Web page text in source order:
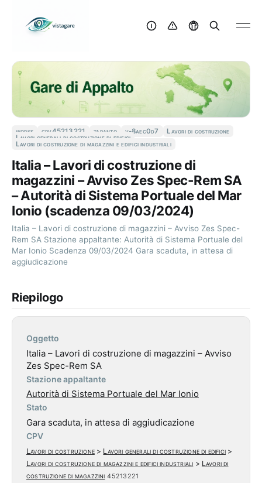
works cpv45213221 taranto v-8aec0d7 Lavori di costruzione
Lavori generali di costruzione di edifici
Lavori di costruzione di magazzini e edifici industriali
Italia – Lavori di costruzione di
magazzini – Avviso Zes Spec-Rem SA
– Autorità di Sistema Portuale del Mar
Ionio (scadenza 09/03/2024)
Italia – Lavori di costruzione di magazzini – Avviso Zes Spec-
Rem SA Stazione appaltante: Autorità di Sistema Portuale del
Mar Ionio Scadenza 09/03/2024 Gara scaduta, in attesa di
aggiudicazione
Riepilogo
Oggetto
Italia – Lavori di costruzione di magazzini – Avviso
Zes Spec-Rem SA
Stazione appaltante
Autorità di Sistema Portuale del Mar Ionio
Stato
Gara scaduta, in attesa di aggiudicazione
CPV
Lavori di costruzione> Lavori generali di costruzione di edifici >
Lavori di costruzione di magazzini e edifici industriali > Lavori di
costruzione di magazzini 45213221